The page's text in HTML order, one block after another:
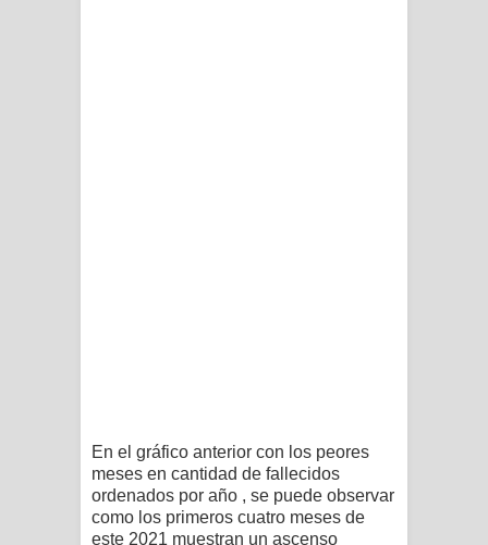
En el gráfico anterior con los peores
meses en cantidad de fallecidos
ordenados por año , se puede observar
como los primeros cuatro meses de
este 2021 muestran un ascenso